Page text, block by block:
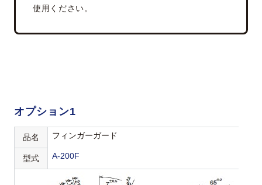
使用ください。
オプション1
品名 フィンガーガード
型式 A-200F